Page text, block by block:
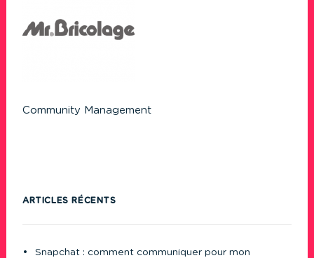
Community Management
ARTICLES RÉCENTS
Snapchat : comment communiquer pour mon